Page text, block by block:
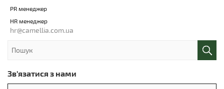
PR менеджер
HR менеджер
hr@camellia.com.ua
Зв'язатися з нами